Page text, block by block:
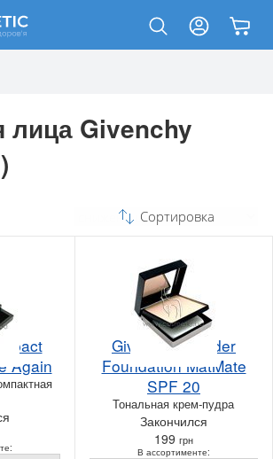
лица Givenchy
Сортировка
Again
Givenchy Powder
Foundation MatMate
SPF 20
Тональная крем-пудра
Закончился
199 грн
В ассортименте: